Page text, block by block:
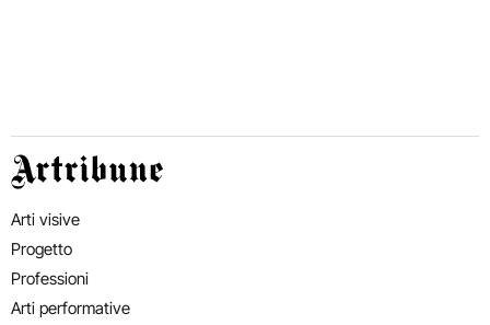
Artribune
Arti visive
Progetto
Professioni
Arti performative